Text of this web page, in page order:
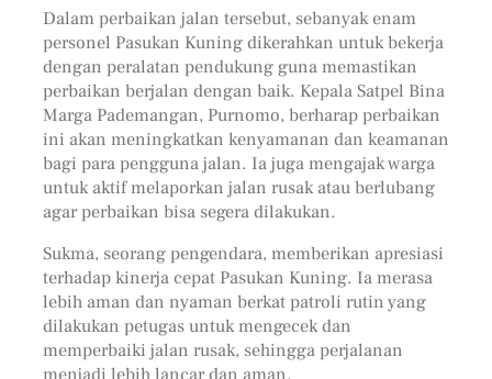
Dalam perbaikan jalan tersebut, sebanyak enam
personel Pasukan Kuning dikerahkan untuk bekerja
dengan peralatan pendukung guna memastikan
perbaikan berjalan dengan baik. Kepala Satpel Bina
Marga Pademangan, Purnomo, berharap perbaikan
ini akan meningkatkan kenyamanan dan keamanan
bagi para pengguna jalan. Ia juga mengajak warga
untuk aktif melaporkan jalan rusak atau berlubang
agar perbaikan bisa segera dilakukan.
Sukma, seorang pengendara, memberikan apresiasi
terhadap kinerja cepat Pasukan Kuning. Ia merasa
lebih aman dan nyaman berkat patroli rutin yang
dilakukan petugas untuk mengecek dan
memperbaiki jalan rusak, sehingga perjalanan